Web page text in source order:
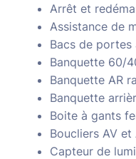
Arrêt et
Assistance de
Bacs de portes
Banquette 60/
Banquette AR
Banquette
Boite à gants
Boucliers AV et
Capteur de